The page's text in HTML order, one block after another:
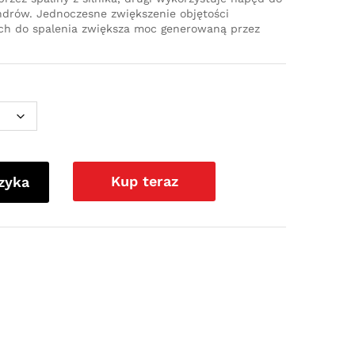
Jednoczesne zwiększenie objętości
do spalenia zwiększa moc generowaną przez
Kup teraz